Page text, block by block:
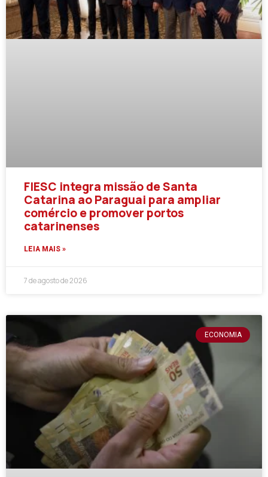
FIESC integra missão de Santa
Catarina ao Paraguai para ampliar
comércio e promover portos
catarinenses
LEIA MAIS »
7 de agosto de 2026
ECONOMIA